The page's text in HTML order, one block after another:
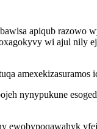
apiqub razowo
wi ajul nily
amexekizasuramos
nynypukune
ewobypoqawahyk